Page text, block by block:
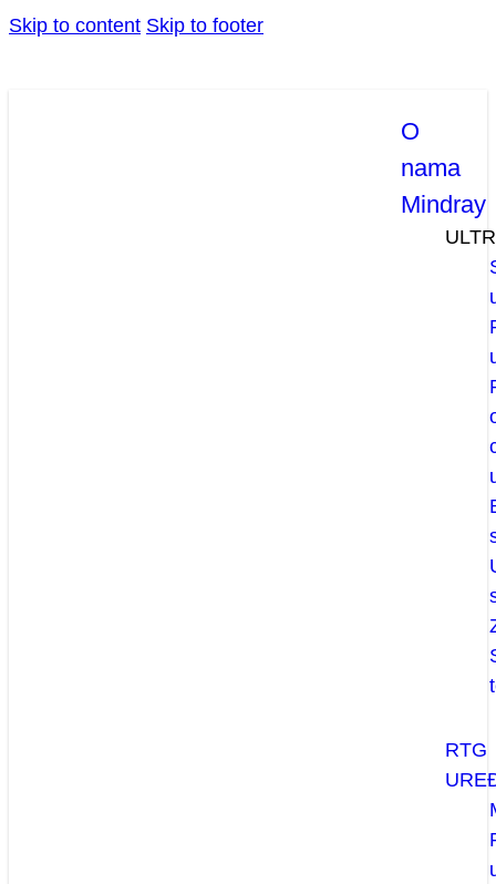
Skip to content Skip to footer
O
nama
Mindray
RTG